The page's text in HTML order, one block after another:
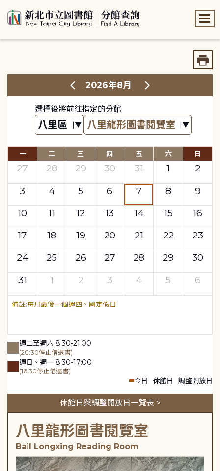
2026年8月
選擇後將前往指定的分館
一 二 三 四 五 六 日
27 28 29 30 31 1
2
3
4 5 6 7 8
9
10
11 12 13 14 15
16
17
18 19 20 21 22
23
24
25 26 27 28 29
30
31
1 2 3 4 5 6
每月最後一個週四、國定假日
週二至週六 8:30-21:00
(20:30停止借還書)
週日、週一 8:30-17:00
(16:30停止借還書)
今日 休館日 調整開放日
休館日與調整開放日一覽表 >
八里龍形圖書閱覽室
Bail Longxing Reading Room